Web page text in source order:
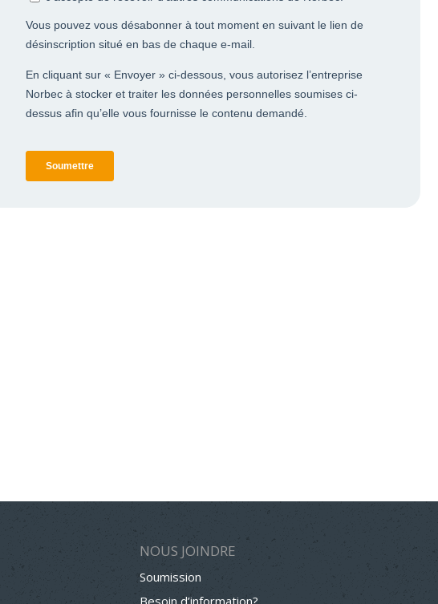
NOUS JOINDRE
Soumission
Besoin d’information?